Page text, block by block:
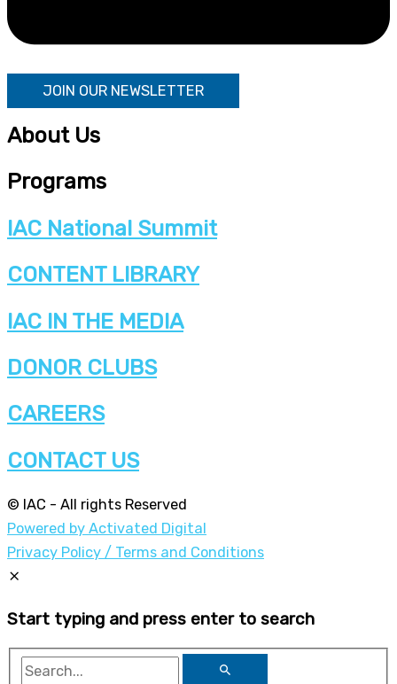
JOIN OUR NEWSLETTER
About Us
Programs
IAC National Summit
CONTENT LIBRARY
IAC IN THE MEDIA
DONOR CLUBS
CAREERS
CONTACT US
© IAC - All rights Reserved
Powered by Activated Digital
Privacy Policy / Terms and Conditions
Start typing and press enter to search